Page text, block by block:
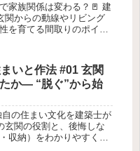
家族関係は変わる？🚪 建
関からの動線やリビング
を育てる間取りのポイン
いと作法 #01 玄関
か― “脱ぐ”から始
の住まい文化を建築士が
玄関の役割と、後悔しな
収納）をわかりやすく紹